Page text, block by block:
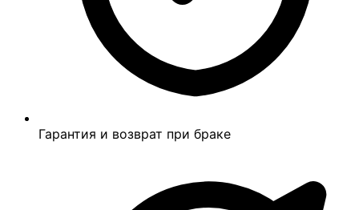
Гарантия и возврат при браке